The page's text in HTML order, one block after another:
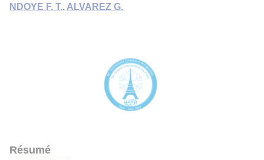
NDOYE F. T., ALVAREZ G.
Résumé